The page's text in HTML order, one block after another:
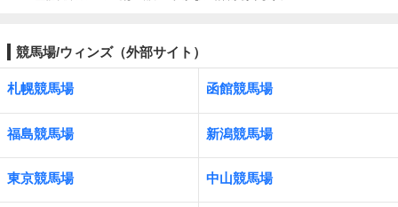
競馬場/ウィンズ（外部サイト）
札幌競馬場 函館競馬場
福島競馬場 新潟競馬場
東京競馬場 中山競馬場